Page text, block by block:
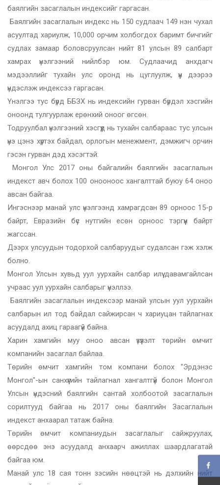
баялгийн засаглалын индексийг гаргасан.
Баялгийн засаглалын индекс нь 150 судлаач 149 нэн чухал
асуултад хариулж, 10,000 орчим холбогдох баримт бичгийг
судлах замаар боловсруулсан нийт 81 улсын 89 салбарт
хамрах үнэлгээний нийлбэр юм. Судлаачид анхдагч
мэдээллийг тухайн улс оронд нь цуглуулж, үүн дээрээ
үндэслэж индексээ гаргасан.
Үнэлгээ тус бүрд ББЗХ нь индексийн гурван бүрдэл хэсгийн
оноонд тулгуурлаж ерөнхий оноог өгсөн.
Тодруулбал үнэлгээний хэсгүүд нь тухайн салбараас тус улсын
үнэ цэнэ хүртэх байдал, орлогын менежмент, дэмжигч орчин
гэсэн гурван дэд хэсэгтэй.
Монгол Улс 2017 оны байгалийн баялгийн засаглалын
индекст авч болох 100 онооноос хангалттай буюу 64 оноо
авсан байгаа.
Ингэснээр манай улс үнэлгээнд хамрагдсан 89 орноос 15-р
байрт, Евразийн бүс нутгийн есөн орноос тэргүүн байрт
жагссан.
Дээрх улсуудын тодорхой салбаруудыг судалсан гэж хэлж
болно.
Монгол Улсын хувьд уул уурхайн салбар илүү давамгайлсан
учраас уул уурхайн салбарыг үнэллээ.
Баялгийн засаглалын индексээр манай улсын уул уурхайн
салбарын ил тод байдал сайжирсан ч хариуцан тайлагнах
асуудалд ахиц гараагүй байна.
Харин хамгийн муу оноо авсан үзүүлэлт төрийн өмчит
компанийн засаглал байлаа.
Төрийн өмчит хамгийн том компани болох "Эрдэнэс
Монгол"-ын санхүүгийн тайлагнал хангалтгүй болон Монгол
Улсын үндэсний баялгийн сантай холбоотой засаглалын
сорилтууд байгаа нь 2017 оны баялгийн Засаглалын
индекст анхаарал татаж байна.
Төрийн өмчит компаниудын засаглалыг сайжруулах,
өөрсдөө энэ асуудалд анхаарч ажиллах шаардлагатай
байгаа юм.
Манай улс 18 сая тонн зэсийн нөөцтэй нь дэлхийн нийт